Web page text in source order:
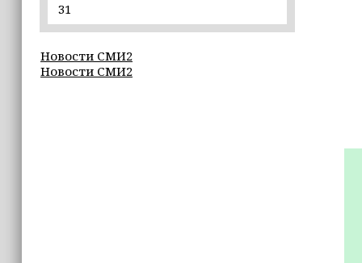
20:09
19:37
31
Новости СМИ2
Новости СМИ2